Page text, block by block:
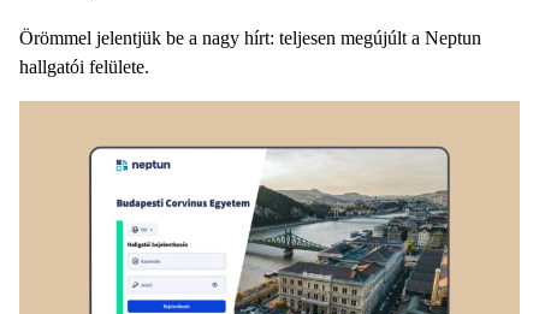
Örömmel jelentjük be a nagy hírt: teljesen megújúlt a Neptun
hallgatói felülete.